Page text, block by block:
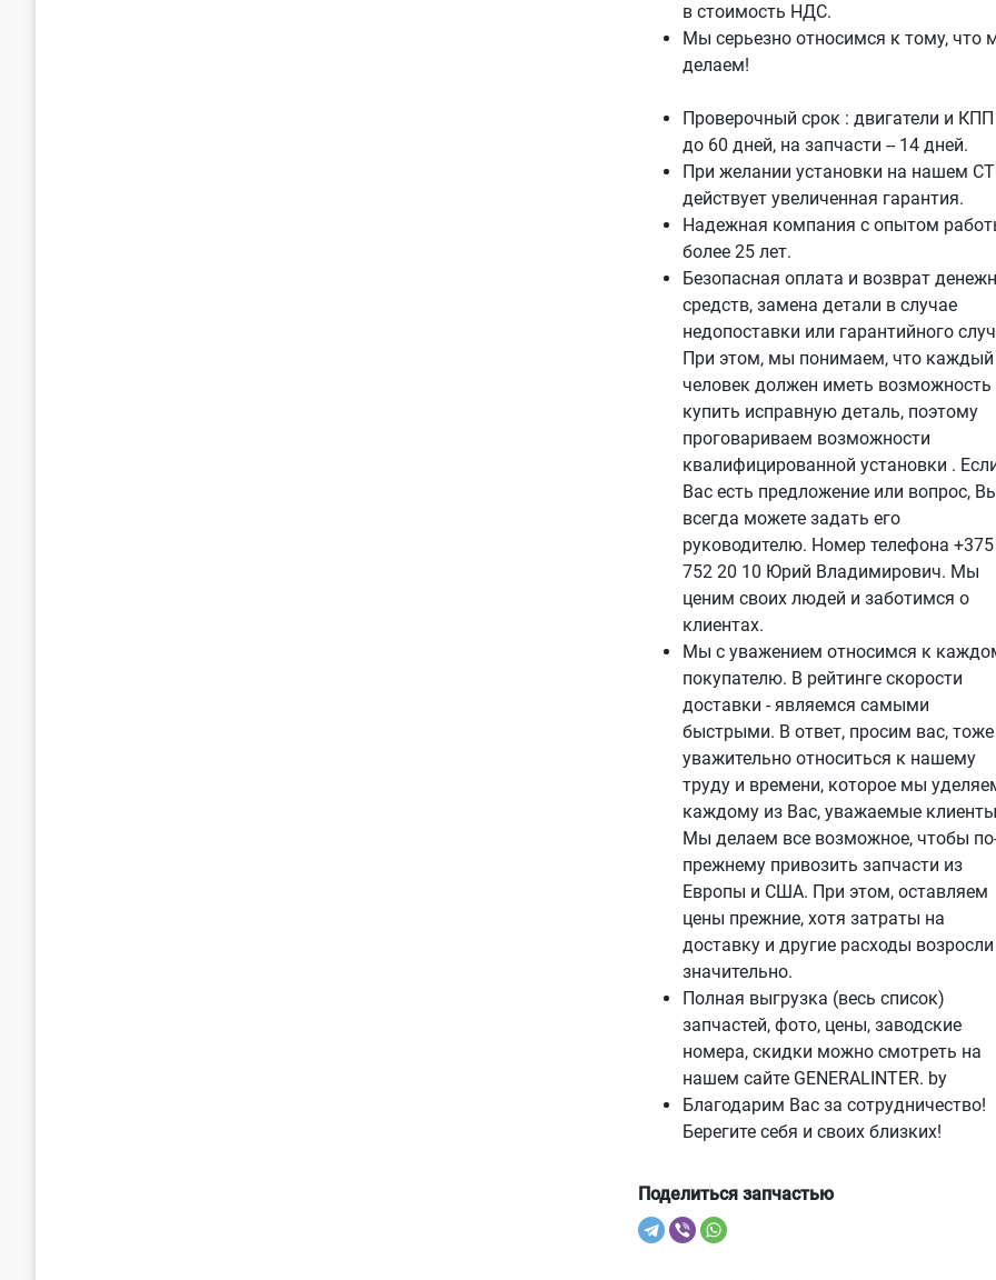
в стоимость НДС.
Мы серьезно относимся к тому, что
делаем!
Проверочный срок : двигатели и КПП
до 60 дней, на запчасти -- 14 дней.
При желании установки на нашем
действует увеличенная гарантия.
Надежная компания с опытом
более 25 лет.
Безопасная оплата и возврат
средств, замена детали в случае
недопоставки или гарантийного
При этом, мы понимаем, что каждый
человек должен иметь возможность
купить исправную деталь, поэтому
проговариваем возможности
квалифицированной установки .
Вас есть предложение или вопрос,
всегда можете задать его
руководителю. Номер телефона
752 20 10 Юрий Владимирович. Мы
ценим своих людей и заботимся о
клиентах.
Мы с уважением относимся к
покупателю. В рейтинге скорости
доставки - являемся самыми
быстрыми. В ответ, просим вас, тоже
уважительно относиться к нашему
труду и времени, которое мы
каждому из Вас, уважаемые
Мы делаем все возможное, чтобы
прежнему привозить запчасти из
Европы и США. При этом, оставляем
цены прежние, хотя затраты на
доставку и другие расходы возросли
значительно.
Полная выгрузка (весь список)
запчастей, фото, цены, заводские
номера, скидки можно смотреть на
нашем сайте GENERALINTER. by
Благодарим Вас за сотрудничество!
Берегите себя и своих близких!
Поделиться запчастью